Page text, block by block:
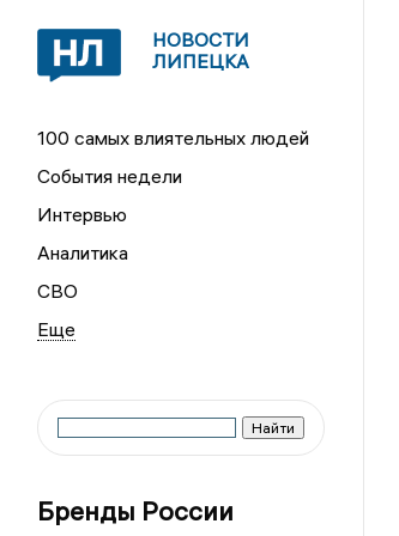
НОВОСТИ
ЛИПЕЦКА
100 самых влиятельных людей
События недели
Интервью
Аналитика
СВО
Бренды России